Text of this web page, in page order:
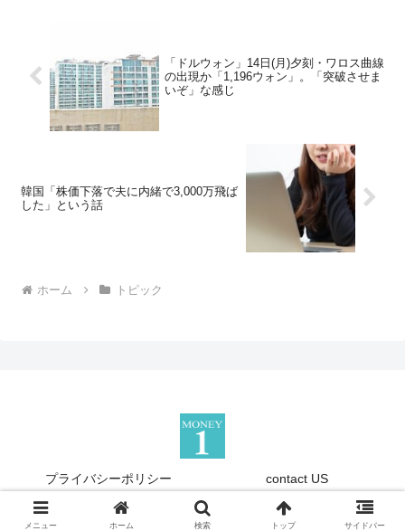
「ドルウォン」14日(月)夕刻・ワロス曲線
の出現か「1,196ウォン」。「突破させま
いぞ」な感じ
韓国「株価下落で夫に内緒で3,000万飛ば
した」という話
ホーム トピック
プライバシーポリシー contact US
Copyright © 2013-2026 『Money1』 All Rights Reserved.
メニュー ホーム 検索 トップ サイドバー